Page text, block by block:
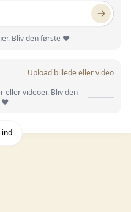
Bliv den første ❤️
Upload billede eller video
eller videoer. Bliv den
❤️
ind